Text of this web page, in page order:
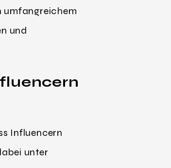
umfangreichem
und
Influencern
unter